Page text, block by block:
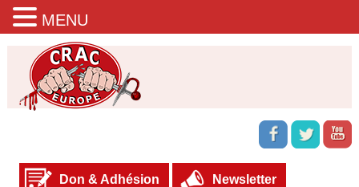
Don & Adhésion Newsletter
MENU